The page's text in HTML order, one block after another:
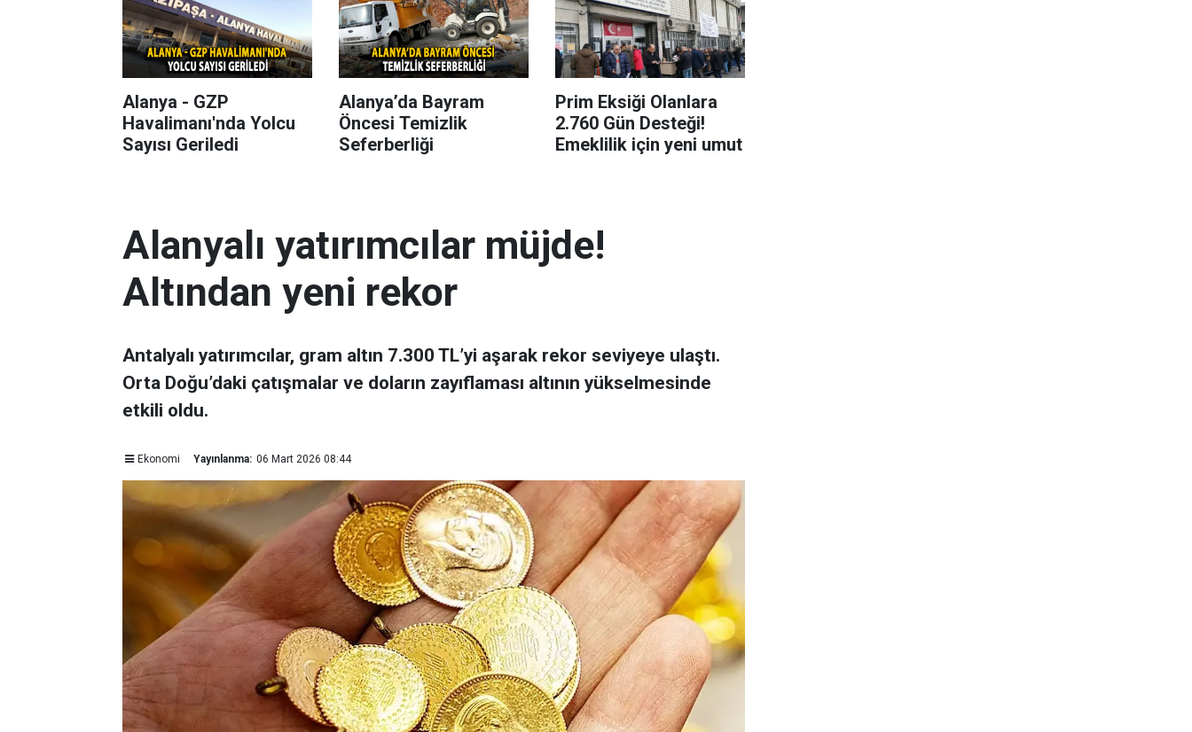
Alanya - GZP
Havalimanı'nda Yolcu
Sayısı Geriledi
Alanya’da Bayram
Öncesi Temizlik
Seferberliği
Prim Eksiği Olanlara
2.760 Gün Desteği!
Emeklilik için yeni umut
Alanyalı yatırımcılar müjde!
Altından yeni rekor
Antalyalı yatırımcılar, gram altın 7.300 TL’yi aşarak rekor seviyeye ulaştı.
Orta Doğu’daki çatışmalar ve doların zayıflaması altının yükselmesinde
etkili oldu.
Ekonomi Yayınlanma: 06 Mart 2026 08:44